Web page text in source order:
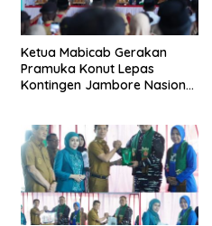
Ketua Mabicab Gerakan
Pramuka Konut Lepas
Kontingen Jambore Nasional